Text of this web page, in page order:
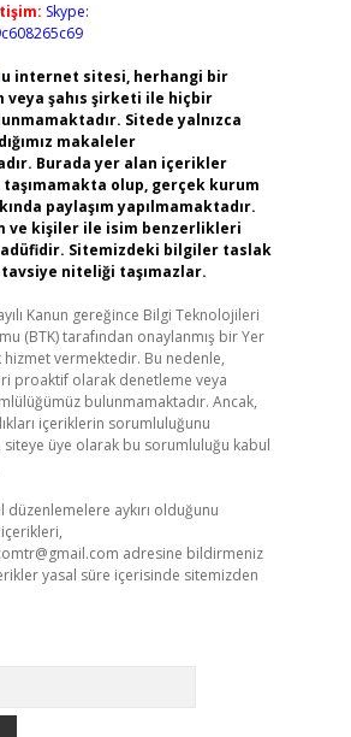
Skype:
internet sitesi, herhangi bir
veya şahıs şirketi ile hiçbir
Sitede yalnızca
makaleler
Burada yer alan içerikler
olup, gerçek kurum
paylaşım yapılmamaktadır.
ve kişiler ile isim benzerlikleri
Sitemizdeki bilgiler taslak
niteliği taşımazlar.
Kanun gereğince Bilgi Teknolojileri
(BTK) tarafından onaylanmış bir Yer
hizmet vermektedir. Bu nedenle,
proaktif olarak denetleme veya
bulunmamaktadır. Ancak,
içeriklerin sorumluluğunu
siteye üye olarak bu sorumluluğu kabul
düzenlemelere aykırı olduğunu
adresine bildirmeniz
yasal süre içerisinde sitemizden